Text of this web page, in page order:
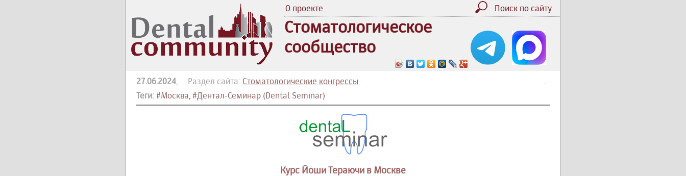
О проекте Поиск по сайту
Стоматологическое
сообщество
.
27.06.2024, Раздел сайта: Стоматологические конгрессы
Теги: #Москва, #Дентал-Семинар (Dental Seminar)
Курс Йоши Тераючи в Москве